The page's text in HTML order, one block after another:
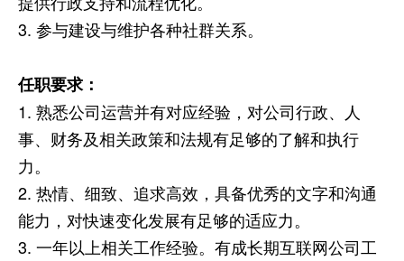
3. 参与建设与维护各种社群关系。
任职要求：
1. 熟悉公司运营并有对应经验，对公司行政、人
事、财务及相关政策和法规有足够的了解和执行
力。
2. 热情、细致、追求高效，具备优秀的文字和沟通
能力，对快速变化发展有足够的适应力。
3. 一年以上相关工作经验。有成长期互联网公司工